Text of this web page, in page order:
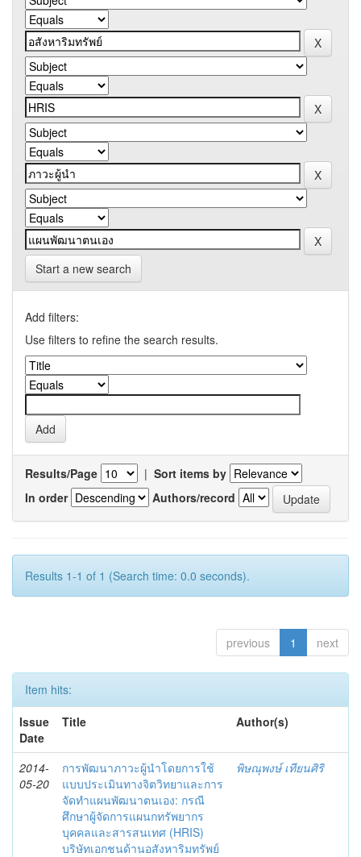
Start a new search
Add filters:
Use filters to refine the search results.
Results/Page | Sort items by
In order
Authors/record
Results 1-1 of 1 (Search time: 0.0 seconds).
previous 1 next
Item hits:
Issue
Date
Title Author(s)
2014-
05-20
การพัฒนาภาวะผู้นำโดยการใช้
แบบประเมินทางจิตวิทยาและการ
จัดทำแผนพัฒนาตนเอง: กรณี
ศึกษาผู้จัดการแผนกทรัพยากร
บุคคลและสารสนเทศ (HRIS)
บริษัทเอกชนด้านอสังหาริมทรัพย์
พิษณุพงษ์ เทียนศิริ